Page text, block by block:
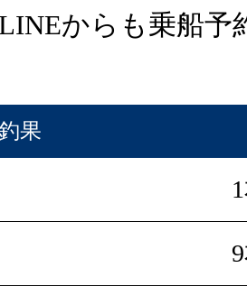
LINEからも乗船予
果